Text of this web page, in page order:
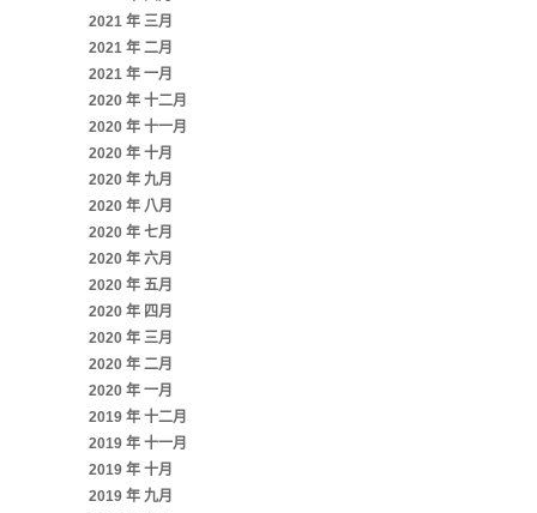
2021 年 三月
2021 年 二月
2021 年 一月
2020 年 十二月
2020 年 十一月
2020 年 十月
2020 年 九月
2020 年 八月
2020 年 七月
2020 年 六月
2020 年 五月
2020 年 四月
2020 年 三月
2020 年 二月
2020 年 一月
2019 年 十二月
2019 年 十一月
2019 年 十月
2019 年 九月